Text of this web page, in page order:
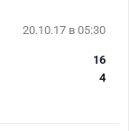
20.10.17 в 05:30
16
4